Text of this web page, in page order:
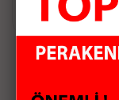
Sepete Ekle